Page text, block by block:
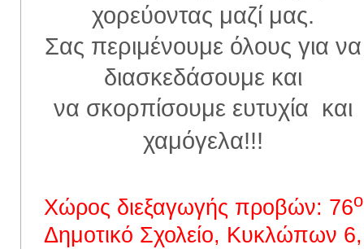
χορεύοντας μαζί μας.
Σας περιμένουμε όλους για να
διασκεδάσουμε και
να σκορπίσουμε ευτυχία και
χαμόγελα!!!
Χώρος διεξαγωγής προβών: 76ο
Δημοτικό Σχολείο, Κυκλώπων 6,